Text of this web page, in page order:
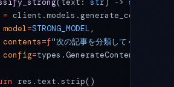
= client.models.generate_content(
model
=STRONG_MODEL ,
contents
=f"次の記事を分類してください。
config
=types.GenerateContentConfig(
res.text.strip()